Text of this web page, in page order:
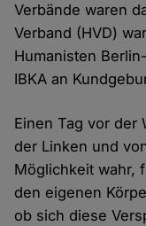
Verbände waren
Verband (HVD)
Humanisten
IBKA an
Einen Tag vor der
der Linken und
Möglichkeit wahr,
den eigenen
ob sich diese